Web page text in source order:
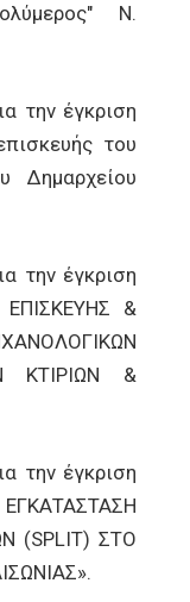
Ν.
έγκριση
του
Δημαρχείου
έγκριση
ΕΠΙΣΚΕΥΗΣ &
ΚΤΙΡΙΩΝ &
έγκριση
(SPLIT) ΣΤO